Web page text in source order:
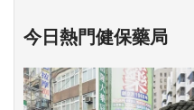
今日熱門健保藥局